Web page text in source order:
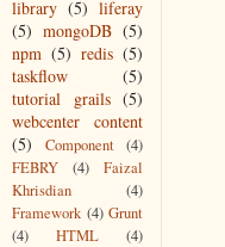
library (5) liferay
(5) mongoDB (5)
npm (5) redis (5)
taskflow
(5)
tutorial grails (5)
webcenter content
(5)
Component (4)
FEBRY
(4)
Faizal
Khrisdian
(4)
Framework (4) Grunt
(4)
HTML
(4)